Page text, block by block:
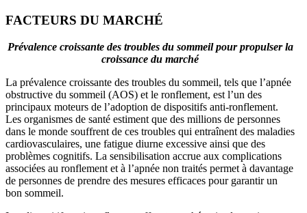
FACTEURS DU MARCHÉ
Prévalence croissante des troubles du sommeil pour propulser la
croissance du marché
La prévalence croissante des troubles du sommeil, tels que l’apnée
obstructive du sommeil (AOS) et le ronflement, est l’un des
principaux moteurs de l’adoption de dispositifs anti-ronflement.
Les organismes de santé estiment que des millions de personnes
dans le monde souffrent de ces troubles qui entraînent des maladies
cardiovasculaires, une fatigue diurne excessive ainsi que des
problèmes cognitifs. La sensibilisation accrue aux complications
associées au ronflement et à l’apnée non traités permet à davantage
de personnes de prendre des mesures efficaces pour garantir un
bon sommeil.